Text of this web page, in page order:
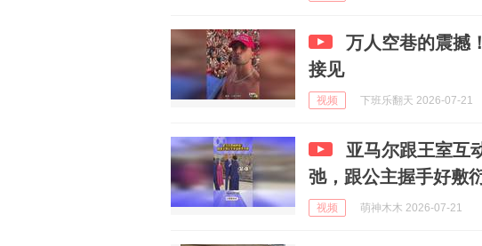
万人空巷的震撼
接见
视频 下班乐翻天 2026-07-21
亚马尔跟王室互
弛，跟公主握手好敷
视频 萌神木木 2026-07-21